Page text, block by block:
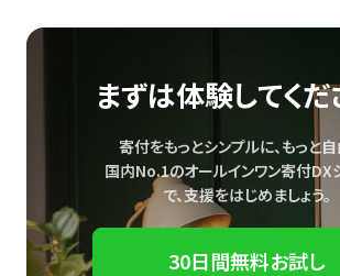
まずは体験してくだ
寄付をもっとシンプルに、もっと自
国内No.1のオールインワン寄付DX
で、支援をはじめましょう。
30日間無料お試し